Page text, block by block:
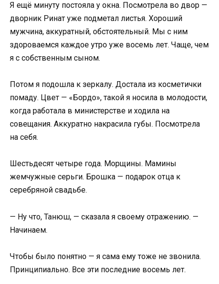
Я ещё минуту постояла у окна. Посмотрела во двор —
дворник Ринат уже подметал листья. Хороший
мужчина, аккуратный, обстоятельный. Мы с ним
здороваемся каждое утро уже восемь лет. Чаще, чем
я с собственным сыном.
Потом я подошла к зеркалу. Достала из косметички
помаду. Цвет — «Бордо», такой я носила в молодости,
когда работала в министерстве и ходила на
совещания. Аккуратно накрасила губы. Посмотрела
на себя.
Шестьдесят четыре года. Морщины. Мамины
жемчужные серьги. Брошка — подарок отца к
серебряной свадьбе.
— Ну что, Танюш, — сказала я своему отражению. —
Начинаем.
Чтобы было понятно — я сама ему тоже не звонила.
Принципиально. Все эти последние восемь лет.